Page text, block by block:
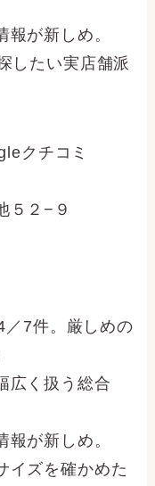
報が新しめ。
したい実店舗派
クチコミ
５２−９
／7件。厳しめの
広く扱う総合
報が新しめ。
イズを確かめた